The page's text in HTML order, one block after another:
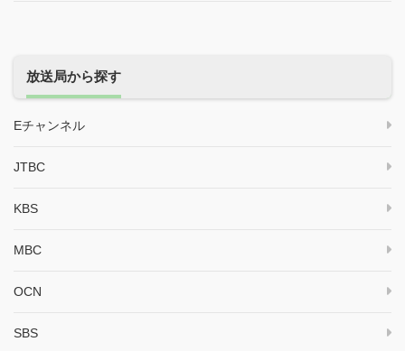
放送局から探す
Eチャンネル
JTBC
KBS
MBC
OCN
SBS